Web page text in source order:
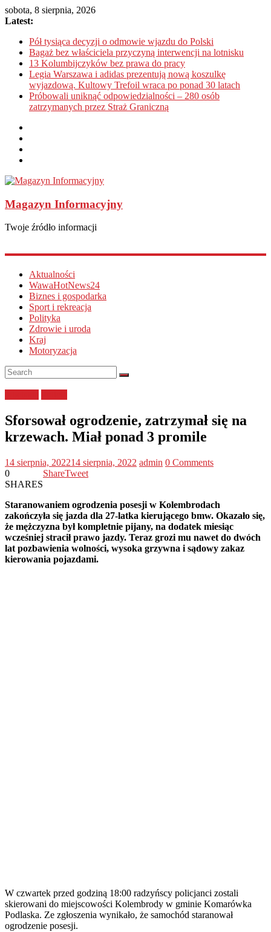
sobota, 8 sierpnia, 2026
Latest:
Pół tysiąca decyzji o odmowie wjazdu do Polski
Bagaż bez właściciela przyczyną interwencji na lotnisku
13 Kolumbijczyków bez prawa do pracy
Legia Warszawa i adidas prezentują nową koszulkę
wyjazdową. Kultowy Trefoil wraca po ponad 30 latach
Próbowali uniknąć odpowiedzialności – 280 osób
zatrzymanych przez Straż Graniczną
Magazyn Informacyjny
Twoje źródło informacji
Aktualności
WawaHotNews24
Biznes i gospodarka
Sport i rekreacja
Polityka
Zdrowie i uroda
Kraj
Motoryzacja
Sforsował ogrodzenie, zatrzymał się na
krzewach. Miał ponad 3 promile
14 sierpnia, 202214 sierpnia, 2022 admin 0 Comments
0
SHARES
ShareTweet
Staranowaniem ogrodzenia posesji w Kolembrodach
zakończyła się jazda dla 27-latka kierującego bmw. Okazało się,
że mężczyzna był kompletnie pijany, na dodatek miesiąc
wcześniej stracił prawo jazdy. Teraz grozi mu nawet do dwóch
lat pozbawienia wolności, wysoka grzywna i sądowy zakaz
kierowania pojazdami.
W czwartek przed godziną 18:00 radzyńscy policjanci zostali
skierowani do miejscowości Kolembrody w gminie Komarówka
Podlaska. Ze zgłoszenia wynikało, że samochód staranował
ogrodzenie posesji.